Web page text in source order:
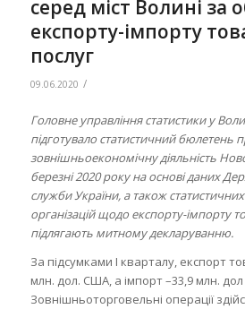
серед міст Волині за
експорту-імпорту
послуг
09.06.2020 /
Головне управління статистики у
підготувало статистичний бюлетень
зовнішньоекономічну діяльність
березні 2020 року на основі даних
служби України, а також статистичних
організацій щодо експорту-імпорту
підлягають митному декларуванню.
За підсумками І кварталу, експорт
млн. дол. США, а імпорт –33,9 млн.
Зовнішньоторговельні операції